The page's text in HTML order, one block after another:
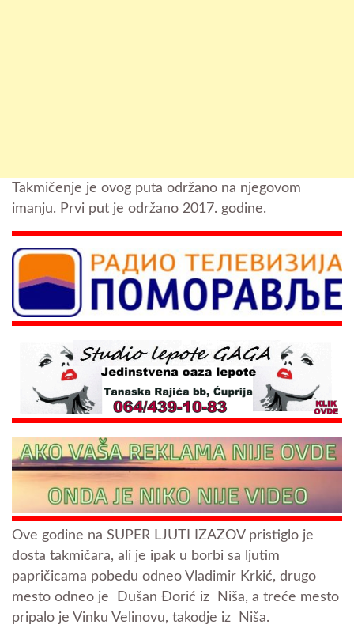
Takmičenje je ovog puta održano na njegovom
imanju. Prvi put je održano 2017. godine.
Ove godine na SUPER LJUTI IZAZOV pristiglo je
dosta takmičara, ali je ipak u borbi sa ljutim
papričicama pobedu odneo Vladimir Krkić, drugo
mesto odneo je Dušan Đorić iz Niša, a treće mesto
pripalo je Vinku Velinovu, takodje iz Niša.